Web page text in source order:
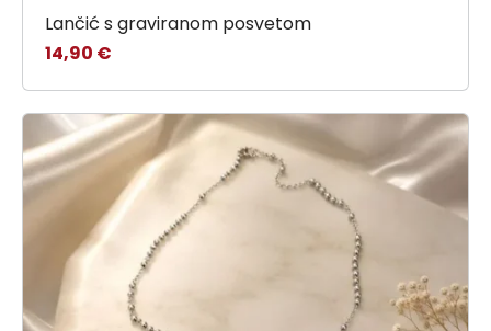
Lančić s graviranom posvetom
14,90 €